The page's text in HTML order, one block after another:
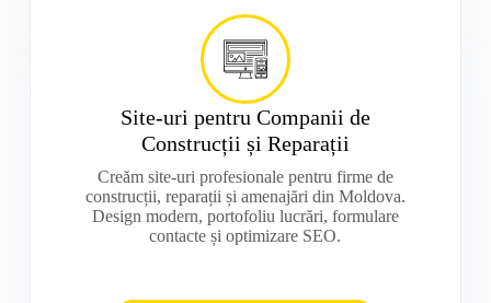
Site-uri pentru Companii de
Construcții și Reparații
Creăm site-uri profesionale pentru firme de
construcții, reparații și amenajări din Moldova.
Design modern, portofoliu lucrări, formulare
contacte și optimizare SEO.